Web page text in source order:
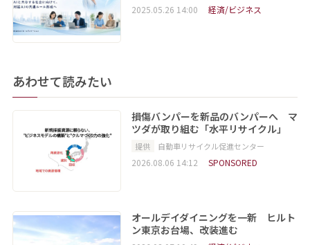
2025.05.26 14:00 経済/ビジネス
あわせて読みたい
損傷バンパーを新品のバンパーへ マ
ツダが取り組む「水平リサイクル」
提供 自動車リサイクル促進センター
2026.08.06 14:12 SPONSORED
オールデイダイニングを一新 ヒルト
ン東京お台場、改装進む